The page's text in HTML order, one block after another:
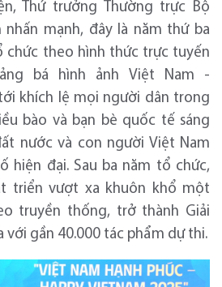
Thứ trưởng Thường trực Bộ
nhấn mạnh, đây là năm thứ ba
chức theo hình thức trực tuyến
bá hình ảnh Việt Nam -
khích lệ mọi người dân trong
bào và bạn bè quốc tế sáng
nước và con người Việt Nam
hiện đại. Sau ba năm tổ chức,
triển vượt xa khuôn khổ một
truyền thống, trở thành Giải
với gần 40.000 tác phẩm dự thi.